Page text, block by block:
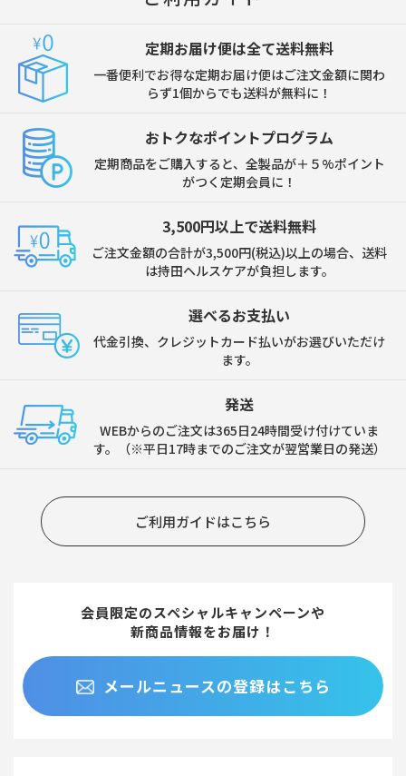
定期お届け便は全て送料無料
一番便利でお得な定期お届け便はご注文金額に関わ
らず1個からでも送料が無料に！
おトクなポイントプログラム
定期商品をご購入すると、全製品が＋５%ポイント
がつく定期会員に！
3,500円以上で送料無料
ご注文金額の合計が3,500円(税込)以上の場合、送料
は持田ヘルスケアが負担します。
選べるお支払い
代金引換、クレジットカード払いがお選びいただけ
ます。
発送
WEBからのご注文は365日24時間受け付けていま
す。（※平日17時までのご注文が翌営業日の発送）
ご利用ガイドはこちら
会員限定のスペシャルキャンペーンや
新商品情報をお届け！
メールニュースの登録はこちら